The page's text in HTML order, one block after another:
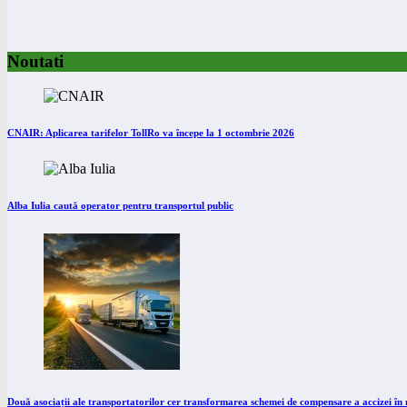
Noutati
CNAIR: Aplicarea tarifelor TollRo va începe la 1 octombrie 2026
Alba Iulia caută operator pentru transportul public
Două asociații ale transportatorilor cer transformarea schemei de compensare a accizei în